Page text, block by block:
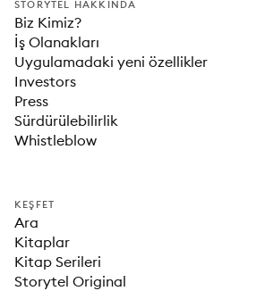
STORYTEL HAKKINDA
Biz Kimiz?
İş Olanakları
Uygulamadaki yeni özellikler
Investors
Press
Sürdürülebilirlik
Whistleblow
KEŞFET
Ara
Kitaplar
Kitap Serileri
Storytel Original